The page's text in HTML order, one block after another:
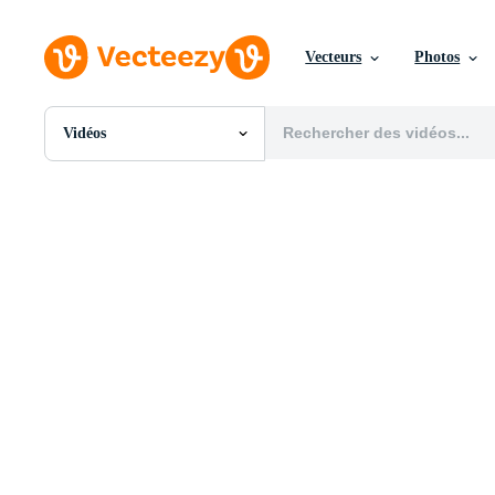
Vecteurs Photos
Vidéos
Toutes Images